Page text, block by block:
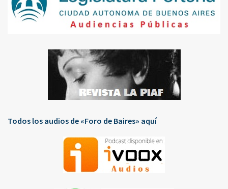
Todos los audios de «Foro de Baires» aquí